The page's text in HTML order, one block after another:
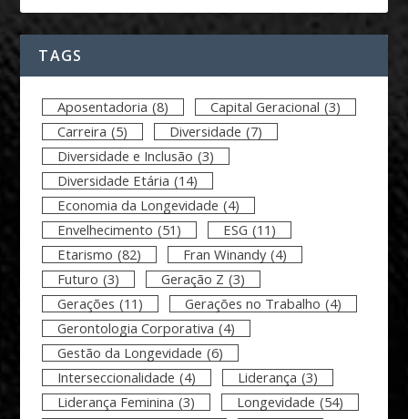
TAGS
Aposentadoria (8) Capital Geracional (3)
Carreira (5) Diversidade (7)
Diversidade e Inclusão (3)
Diversidade Etária (14)
Economia da Longevidade (4)
Envelhecimento (51) ESG (11)
Etarismo (82) Fran Winandy (4)
Futuro (3) Geração Z (3)
Gerações (11) Gerações no Trabalho (4)
Gerontologia Corporativa (4)
Gestão da Longevidade (6)
Interseccionalidade (4) Liderança (3)
Liderança Feminina (3) Longevidade (54)